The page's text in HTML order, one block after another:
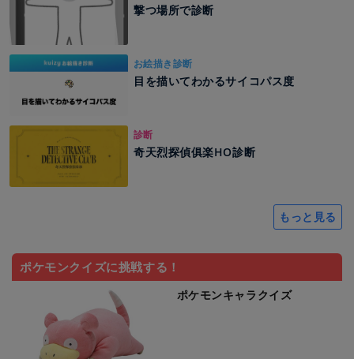
撃つ場所で診断
お絵描き診断
目を描いてわかるサイコパス度
診断
奇天烈探偵俱楽HO診断
もっと見る
ポケモンクイズに挑戦する！
ポケモンキャラクイズ